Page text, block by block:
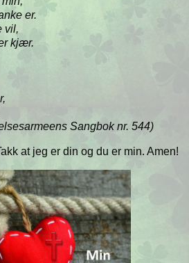
er.
vil,
kjær.
Sangbok nr. 544)
at jeg er din og du er min. Amen!